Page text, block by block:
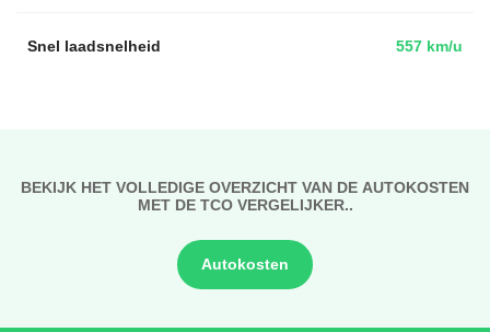
Snel laadsnelheid 557 km/u
BEKIJK HET VOLLEDIGE OVERZICHT VAN DE AUTOKOSTEN
MET DE TCO VERGELIJKER..
Autokosten